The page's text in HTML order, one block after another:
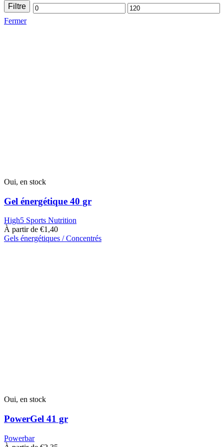
Prix Prix
Filtre
Fermer
Oui, en stock
Gel énergétique 40 gr
High5 Sports Nutrition
À partir de €1,40
Gels énergétiques / Concentrés
Oui, en stock
PowerGel 41 gr
Powerbar